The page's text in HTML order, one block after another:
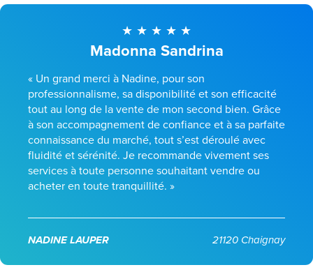
Madonna Sandrina
« Un grand merci à Nadine, pour son
professionnalisme, sa disponibilité et son efficacité
tout au long de la vente de mon second bien. Grâce
à son accompagnement de confiance et à sa parfaite
connaissance du marché, tout s’est déroulé avec
fluidité et sérénité. Je recommande vivement ses
services à toute personne souhaitant vendre ou
acheter en toute tranquillité. »
NADINE LAUPER 21120 Chaignay